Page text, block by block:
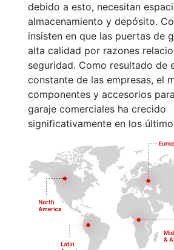
debido a esto, necesitan
almacenamiento y depósito.
insisten en que las puertas de
alta calidad por razones
seguridad. Como resultado de
constante de las empresas, el
componentes y accesorios
garaje comerciales ha crecido
significativamente en los